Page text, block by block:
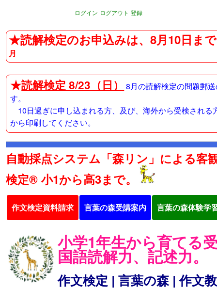
ログイン ログアウト 登録
★読解検定のお申込みは、8月10日ま
月
★読解検定 8/23（日）
8月の読解検定の問題郵
す。
10日過ぎに申し込まれる方、及び、海外から受検され
から印刷してください。
自動採点システム「森リン」による客
検定® 小1から高3まで。
作文検定資料請求 言葉の森受講案内 言葉の森体験学
小学1年生から育てる
国語読解力、記述力。
作文検定 | 言葉の森 | 作文